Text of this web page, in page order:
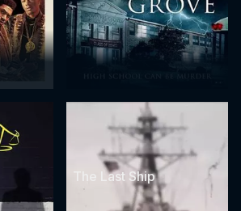
The Last Ship